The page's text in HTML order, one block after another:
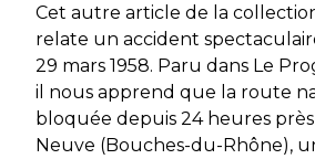
Cet autre article de la
relate un accident
29 mars 1958. Paru dans Le
il nous apprend que la route
bloquée depuis 24 heures près
Neuve (Bouches-du-Rhône),